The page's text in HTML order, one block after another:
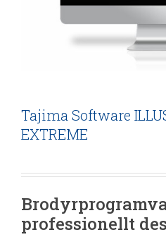
Tajima Software
EXTREME
professionellt